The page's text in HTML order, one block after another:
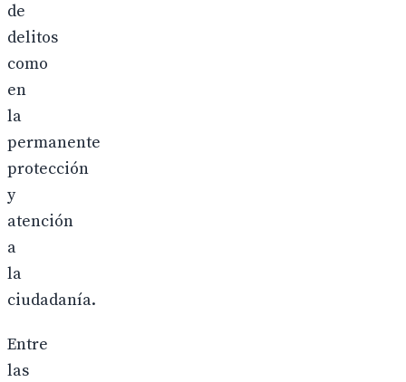
de
delitos
como
en
la
permanente
protección
y
atención
a
la
ciudadanía.
Entre
las